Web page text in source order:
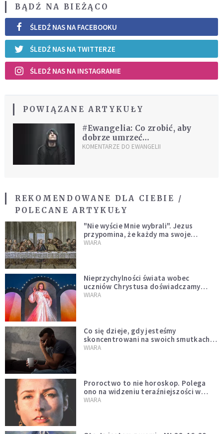
BĄDŹ NA BIEŻĄCO
ŚLEDŹ NAS NA FACEBOOKU
ŚLEDŹ NAS NA TWITTERZE
ŚLEDŹ NAS NA INSTAGRAMIE
POWIĄZANE ARTYKUŁY
#Ewangelia: Co zrobić, aby
dobrze umrzeć…
KOMENTARZE DO EWANGELII
REKOMENDOWANE DLA CIEBIE /
POLECANE ARTYKUŁY
"Nie wyście Mnie wybrali". Jezus
przypomina, że każdy ma swoje
miejsce i swoją misję
WIARA
Nieprzychylności świata wobec
uczniów Chrystusa doświadczamy
wszyscy, również dzisiaj
WIARA
Co się dzieje, gdy jesteśmy
skoncentrowani na swoich smutkach?
Mówi o tym św. Jan
WIARA
Proroctwo to nie horoskop. Polega
ono na widzeniu teraźniejszości w
świetle przeszłości Jezusa
WIARA